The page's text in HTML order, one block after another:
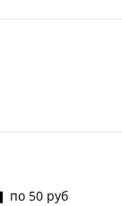
по 50 руб